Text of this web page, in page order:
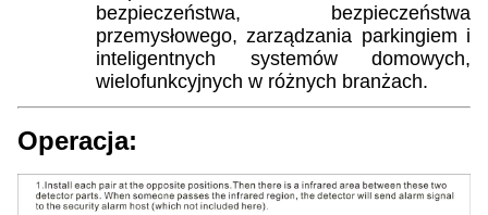
bezpieczeństwa, bezpieczeństwa
przemysłowego, zarządzania parkingiem i
inteligentnych systemów domowych,
wielofunkcyjnych w różnych branżach.
Operacja: